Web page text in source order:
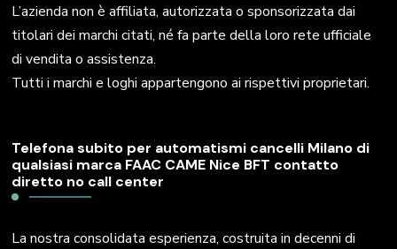
L’azienda non è affiliata, autorizzata o sponsorizzata dai
titolari dei marchi citati, né fa parte della loro rete ufficiale
di vendita o assistenza.
Tutti i marchi e loghi appartengono ai rispettivi proprietari.
Telefona subito per automatismi cancelli Milano di
qualsiasi marca FAAC CAME Nice BFT contatto
diretto no call center
La nostra consolidata esperienza, costruita in decenni di